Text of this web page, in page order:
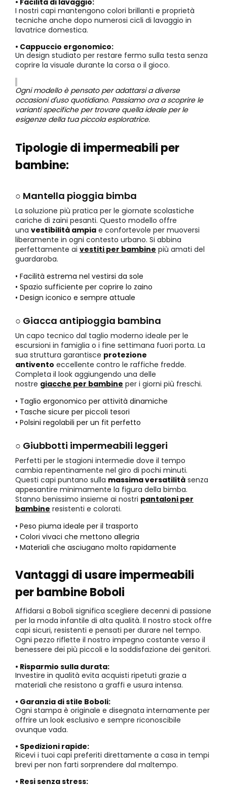
• Facilità di lavaggio:
I nostri capi mantengono colori brillanti e proprietà
tecniche anche dopo numerosi cicli di lavaggio in
lavatrice domestica.
• Cappuccio ergonomico:
Un design studiato per restare fermo sulla testa senza
coprire la visuale durante la corsa o il gioco.
Ogni modello è pensato per adattarsi a diverse
occasioni d'uso quotidiano. Passiamo ora a scoprire le
varianti specifiche per trovare quella ideale per le
esigenze della tua piccola esploratrice.
Tipologie di impermeabili per
bambine:
○ Mantella pioggia bimba
La soluzione più pratica per le giornate scolastiche
cariche di zaini pesanti. Questo modello offre
una vestibilità ampia e confortevole per muoversi
liberamente in ogni contesto urbano. Si abbina
perfettamente ai vestiti per bambine più amati del
guardaroba.
• Facilità estrema nel vestirsi da sole
• Spazio sufficiente per coprire lo zaino
• Design iconico e sempre attuale
○ Giacca antipioggia bambina
Un capo tecnico dal taglio moderno ideale per le
escursioni in famiglia o i fine settimana fuori porta. La
sua struttura garantisce protezione
antivento eccellente contro le raffiche fredde.
Completa il look aggiungendo una delle
nostre giacche per bambine per i giorni più freschi.
• Taglio ergonomico per attività dinamiche
• Tasche sicure per piccoli tesori
• Polsini regolabili per un fit perfetto
○ Giubbotti impermeabili leggeri
Perfetti per le stagioni intermedie dove il tempo
cambia repentinamente nel giro di pochi minuti.
Questi capi puntano sulla massima versatilità senza
appesantire minimamente la figura della bimba.
Stanno benissimo insieme ai nostri pantaloni per
bambine resistenti e colorati.
• Peso piuma ideale per il trasporto
• Colori vivaci che mettono allegria
• Materiali che asciugano molto rapidamente
Vantaggi di usare impermeabili
per bambine Boboli
Affidarsi a Boboli significa scegliere decenni di passione
per la moda infantile di alta qualità. Il nostro stock offre
capi sicuri, resistenti e pensati per durare nel tempo.
Ogni pezzo riflette il nostro impegno costante verso il
benessere dei più piccoli e la soddisfazione dei genitori.
• Risparmio sulla durata:
Investire in qualità evita acquisti ripetuti grazie a
materiali che resistono a graffi e usura intensa.
• Garanzia di stile Boboli:
Ogni stampa è originale e disegnata internamente per
offrire un look esclusivo e sempre riconoscibile
ovunque vada.
• Spedizioni rapide:
Ricevi i tuoi capi preferiti direttamente a casa in tempi
brevi per non farti sorprendere dal maltempo.
• Resi senza stress: